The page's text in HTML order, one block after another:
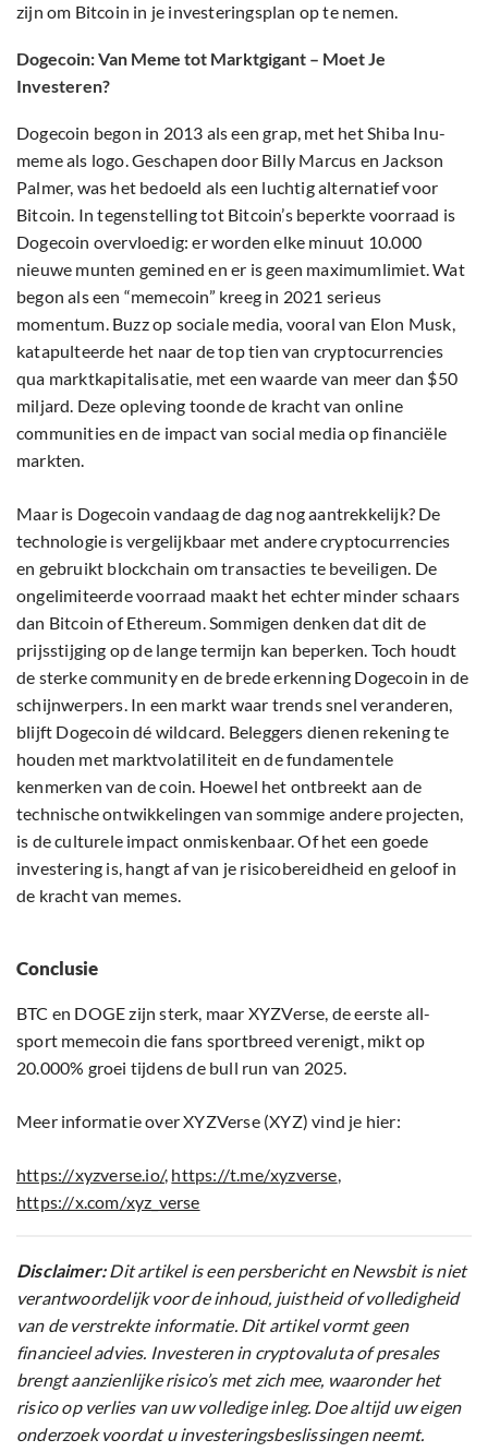
zijn om Bitcoin in je investeringsplan op te nemen.
Dogecoin: Van Meme tot Marktgigant – Moet Je
Investeren?
Dogecoin begon in 2013 als een grap, met het Shiba Inu-
meme als logo. Geschapen door Billy Marcus en Jackson
Palmer, was het bedoeld als een luchtig alternatief voor
Bitcoin. In tegenstelling tot Bitcoin’s beperkte voorraad is
Dogecoin overvloedig: er worden elke minuut 10.000
nieuwe munten gemined en er is geen maximumlimiet. Wat
begon als een “memecoin” kreeg in 2021 serieus
momentum. Buzz op sociale media, vooral van Elon Musk,
katapulteerde het naar de top tien van cryptocurrencies
qua marktkapitalisatie, met een waarde van meer dan $50
miljard. Deze opleving toonde de kracht van online
communities en de impact van social media op financiële
markten.
Maar is Dogecoin vandaag de dag nog aantrekkelijk? De
technologie is vergelijkbaar met andere cryptocurrencies
en gebruikt blockchain om transacties te beveiligen. De
ongelimiteerde voorraad maakt het echter minder schaars
dan Bitcoin of Ethereum. Sommigen denken dat dit de
prijsstijging op de lange termijn kan beperken. Toch houdt
de sterke community en de brede erkenning Dogecoin in de
schijnwerpers. In een markt waar trends snel veranderen,
blijft Dogecoin dé wildcard. Beleggers dienen rekening te
houden met marktvolatiliteit en de fundamentele
kenmerken van de coin. Hoewel het ontbreekt aan de
technische ontwikkelingen van sommige andere projecten,
is de culturele impact onmiskenbaar. Of het een goede
investering is, hangt af van je risicobereidheid en geloof in
de kracht van memes.
Conclusie
BTC en DOGE zijn sterk, maar XYZVerse, de eerste all-
sport memecoin die fans sportbreed verenigt, mikt op
20.000% groei tijdens de bull run van 2025.
Meer informatie over XYZVerse (XYZ) vind je hier:
https://xyzverse.io/, https://t.me/xyzverse,
https://x.com/xyz_verse
Disclaimer:Dit artikel is een persbericht en Newsbit is niet
verantwoordelijk voor de inhoud, juistheid of volledigheid
van de verstrekte informatie. Dit artikel vormt geen
financieel advies. Investeren in cryptovaluta of presales
brengt aanzienlijke risico’s met zich mee, waaronder het
risico op verlies van uw volledige inleg. Doe altijd uw eigen
onderzoek voordat u investeringsbeslissingen neemt.